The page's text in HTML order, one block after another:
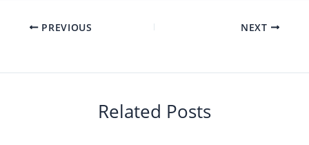
PREVIOUS NEXT
Related Posts